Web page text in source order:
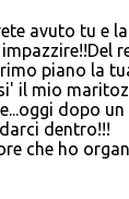
avuto tu e
piano la
il mio
dopo
dentro!!!
che ho